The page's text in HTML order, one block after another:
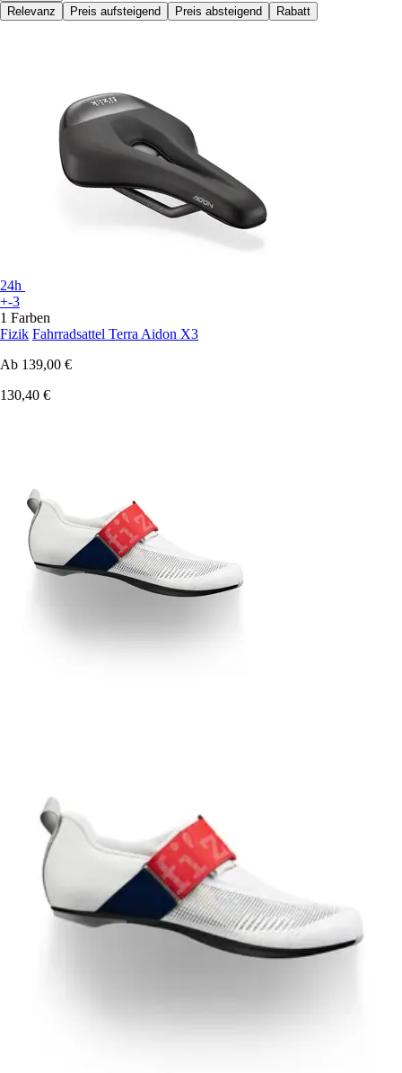
Relevanz
Preis aufsteigend Preis absteigend Rabatt
24h
+-3
1 Farben
Fizik Fahrradsattel Terra Aidon X3
Ab 139,00 €
130,40 €